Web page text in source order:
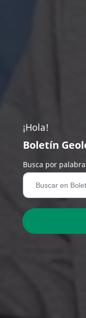
¡Hola!
Boletín
Busca por